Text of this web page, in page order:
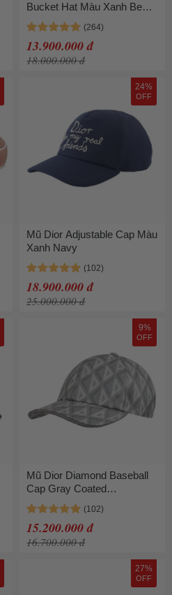
Bucket Hat Màu Xanh Be
Size S
13.900.000 đ
18.000.000 đ
24%
OFF
Mũ Dior Adjustable Cap Màu
Xanh Navy
18.900.000 đ
25.000.000 đ
9%
OFF
Mũ Dior Diamond Baseball
Cap Gray Coated
243C903C5766-C888 Màu
Xám
15.200.000 đ
16.700.000 đ
27%
OFF